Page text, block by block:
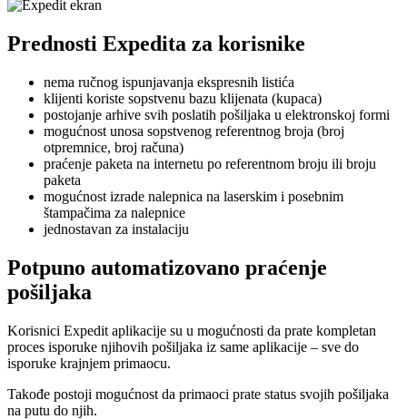
Prednosti Expedita za korisnike
nema ručnog ispunjavanja ekspresnih listića
klijenti koriste sopstvenu bazu klijenata (kupaca)
postojanje arhive svih poslatih pošiljaka u elektronskoj formi
mogućnost unosa sopstvenog referentnog broja (broj
otpremnice, broj računa)
praćenje paketa na internetu po referentnom broju ili broju
paketa
mogućnost izrade nalepnica na laserskim i posebnim
štampačima za nalepnice
jednostavan za instalaciju
Potpuno automatizovano praćenje
pošiljaka
Korisnici Expedit aplikacije su u mogućnosti da prate kompletan
proces isporuke njihovih pošiljaka iz same aplikacije – sve do
isporuke krajnjem primaocu.
Takođe postoji mogućnost da primaoci prate status svojih pošiljaka
na putu do njih.